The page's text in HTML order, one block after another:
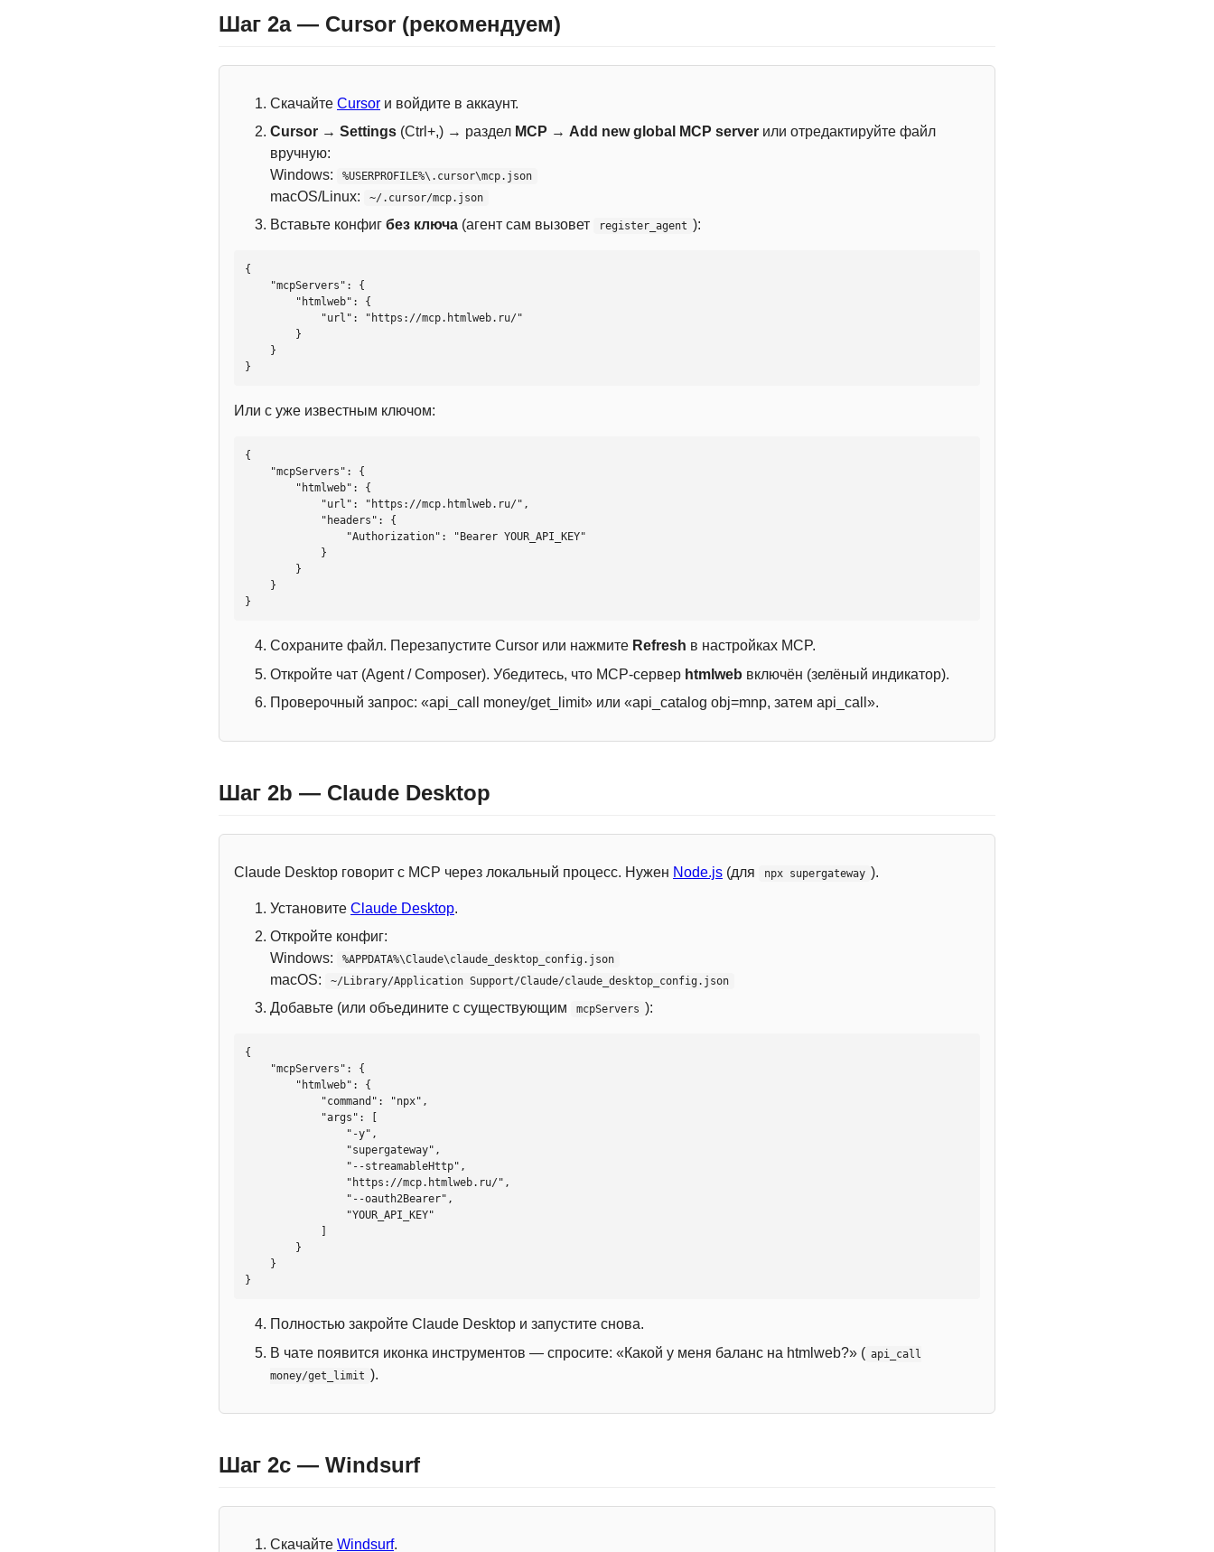
Шаг 2a — Cursor (рекомендуем)
Скачайте Cursor и войдите в аккаунт.
Cursor → Settings (Ctrl+,) → раздел MCP → Add new global MCP server или отредактируйте файл
вручную:
Windows:
%USERPROFILE%\.cursor\mcp.json
macOS/Linux: ~/.cursor/mcp.json
Вставьте конфиг без ключа (агент сам вызовет register_agent ):
{
}
Или с уже известным ключом:
{
}
Сохраните файл. Перезапустите Cursor или нажмите Refresh в настройках MCP.
Откройте чат (Agent / Composer). Убедитесь, что MCP-сервер htmlweb включён (зелёный индикатор).
Проверочный запрос: «api_call money/get_limit» или «api_catalog obj=mnp, затем api_call».
Шаг 2b — Claude Desktop
Claude Desktop говорит с MCP через локальный процесс. Нужен Node.js (для npx supergateway ).
Установите Claude Desktop.
Откройте конфиг:
Windows:
%APPDATA%\Claude\claude_desktop_config.json
macOS: ~/Library/Application Support/Claude/claude_desktop_config.json
Добавьте (или объедините с существующим mcpServers ):
{
}
Полностью закройте Claude Desktop и запустите снова.
В чате появится иконка инструментов — спросите: «Какой у меня баланс на htmlweb?» ( api_call
money/get_limit ).
Шаг 2c — Windsurf
Скачайте Windsurf.